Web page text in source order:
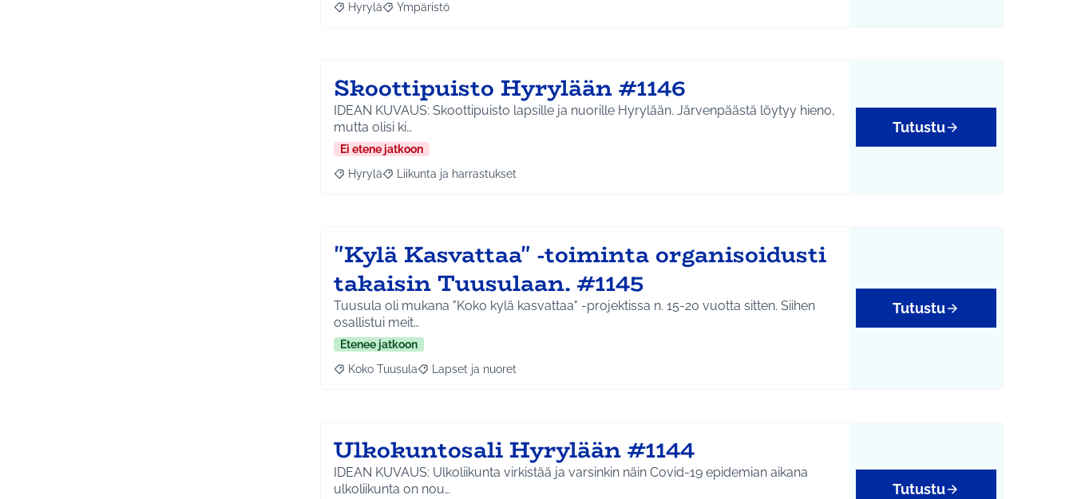
Rajaa tulokset aihepiirin mukaan: Hyrylä
Hyrylä Rajaa tulokset teeman mukaan: Ympäristö
Ympäristö
Skoottipuisto Hyrylään #1146
IDEAN KUVAUS: Skoottipuisto lapsille ja nuorille Hyrylään. Järvenpäästä löytyy hieno,
mutta olisi ki…
Ei etene jatkoon
Rajaa tulokset aihepiirin mukaan: Hyrylä
Hyrylä Rajaa tulokset teeman mukaan: Liikunta ja harrastukset
Liikunta ja harrastukset
Tutustu
"Kylä Kasvattaa" -toiminta organisoidusti
takaisin Tuusulaan. #1145
Tuusula oli mukana "Koko kylä kasvattaa" -projektissa n. 15-20 vuotta sitten. Siihen
osallistui meit…
Etenee jatkoon
Rajaa tulokset aihepiirin mukaan: Koko Tuusula
Koko Tuusula Rajaa tulokset teeman mukaan: Lapset ja nuoret
Lapset ja nuoret
Tutustu
Ulkokuntosali Hyrylään #1144
IDEAN KUVAUS: Ulkoliikunta virkistää ja varsinkin näin Covid-19 epidemian aikana
ulkoliikunta on nou…
Tutustu